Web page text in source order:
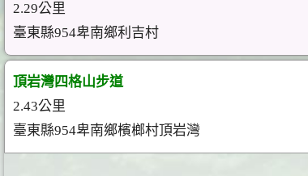
2.29公里
臺東縣954卑南鄉利吉村
頂岩灣四格山步道
2.43公里
臺東縣954卑南鄉檳榔村頂岩灣